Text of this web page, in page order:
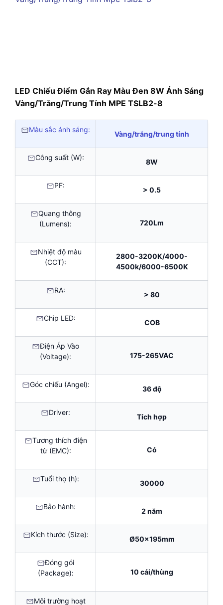
LED Chiếu Điểm Gắn Ray Màu Đen 8W Ánh Sáng
Vàng/Trắng/Trung Tính MPE TSLB2-8
Màu sắc ánh sáng:
Vàng/trắng/trung tính
Công suất (W):
8W
PF:
> 0.5
Quang thông
(Lumens):
720Lm
Nhiệt độ màu
(CCT):
2800-3200K/4000-
4500k/6000-6500K
RA:
> 80
Chip LED:
COB
Điện Áp Vào
(Voltage):
175-265VAC
Góc chiếu (Angel):
36 độ
Driver:
Tích hợp
Tương thích điện
từ (EMC):
Có
Tuổi thọ (h):
30000
Bảo hành:
2 năm
Kích thước (Size):
Ø50x195mm
Đóng gói
(Package):
10 cái/thùng
Môi trường hoạt